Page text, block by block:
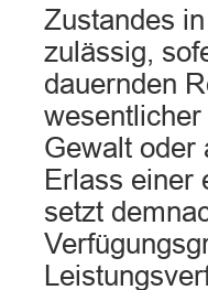
Zustandes
zulässig,
dauernden
Gewalt oder
Erlass einer
setzt